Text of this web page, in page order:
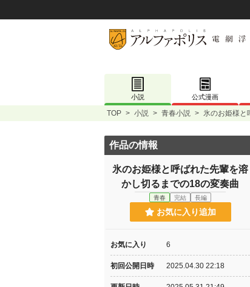
小説 公式漫画
TOP > 小説 > 青春小説 > 氷のお姫様と
作品の情報
氷のお姫様と呼ばれた先輩を溶
かし切るまでの18の変奏曲
青春 完結 長編
お気に入り追加
お気に入り 6
初回公開日時 2025.04.30 22:18